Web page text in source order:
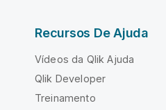
Recursos De Ajuda
Vídeos da Qlik Ajuda
Qlik Developer
Treinamento